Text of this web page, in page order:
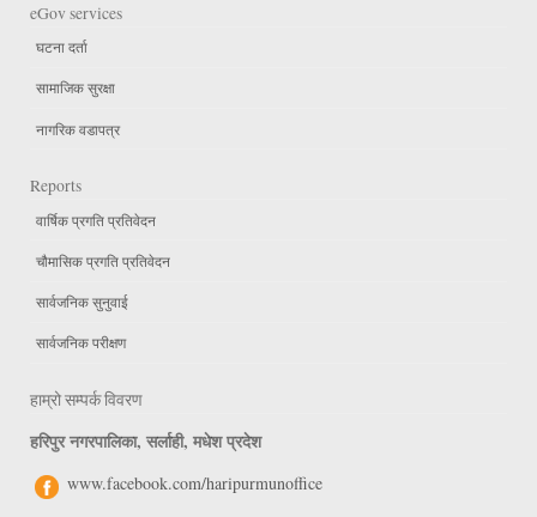
eGov services
घटना दर्ता
सामाजिक सुरक्षा
नागरिक वडापत्र
Reports
वार्षिक प्रगति प्रतिवेदन
चौमासिक प्रगति प्रतिवेदन
सार्वजनिक सुनुवाई
सार्वजनिक परीक्षण
हाम्रो सम्पर्क विवरण
हरिपुर नगरपालिका, सर्लाही, मधेश प्रदेश
www.facebook.com/haripurmunoffice